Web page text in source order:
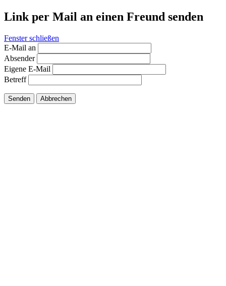
Link per Mail an einen Freund senden
Fenster schließen
E-Mail an
Absender
Eigene E-Mail
Betreff
Senden Abbrechen